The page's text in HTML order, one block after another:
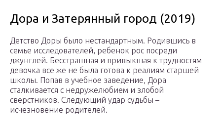
Дора и Затерянный город (2019)
Детство Доры было нестандартным. Родившись в
семье исследователей, ребенок рос посреди
джунглей. Бесстрашная и привыкшая к трудностям
девочка все же не была готова к реалиям старшей
школы. Попав в учебное заведение, Дора
сталкивается с недружелюбием и злобой
сверстников. Следующий удар судьбы –
исчезновение родителей.